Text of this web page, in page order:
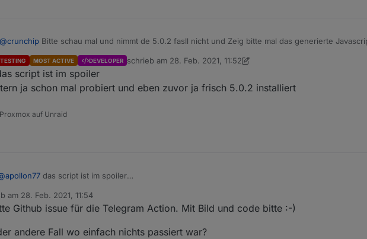
sendTo("telegram.0", {user: _, text: "fenster offen".replace(/%s/
} else {
}
@crunchip Bitte schau mal und nimmt de 5.0.2 fasll nicht und Zeig bitte mal das generierte
MOST ACTIVE DEVELOPER schrieb am 28. Feb. 2021, 11:52
zuletzt editiert von crunchip
script ist im spoiler
ja schon mal probiert und eben zuvor ja frisch 5.0.2 installiert
auf Unraid
apollon77 das script ist im spoiler
am 28. Feb. 2021, 11:54
editiert von
Github issue für die Telegram Action. Mit Bild und code bitte :-)
andere Fall wo einfach nichts passiert war?